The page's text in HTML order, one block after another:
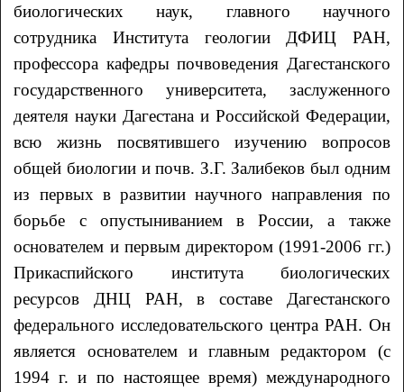
биологических наук, главного научного
сотрудника Института геологии ДФИЦ РАН,
профессора кафедры почвоведения Дагестанского
государственного университета, заслуженного
деятеля науки Дагестана и Российской Федерации,
всю жизнь посвятившего изучению вопросов
общей биологии и почв. З.Г. Залибеков был одним
из первых в развитии научного направления по
борьбе с опустыниванием в России, а также
основателем и первым директором (1991-2006 гг.)
Прикаспийского института биологических
ресурсов ДНЦ РАН, в составе Дагестанского
федерального исследовательского центра РАН. Он
является основателем и главным редактором (с
1994 г. и по настоящее время) международного